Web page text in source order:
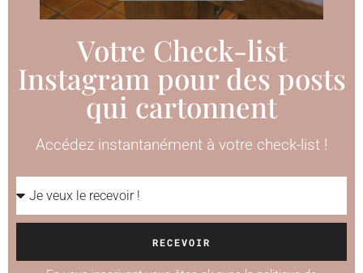
Votre Check-list
Instagram pour des posts
qui cartonnent
Accédez instantanément à votre check-list !
RECEVOIR